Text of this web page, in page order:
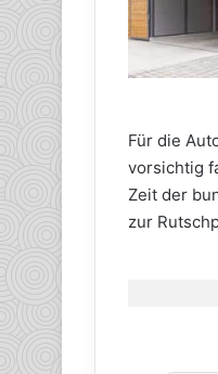
Für die
vorsichtig
Zeit der
zur